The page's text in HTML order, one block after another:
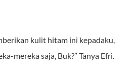
kulit hitam ini kepadaku,
mereka saja, Buk?” Tanya Efri.